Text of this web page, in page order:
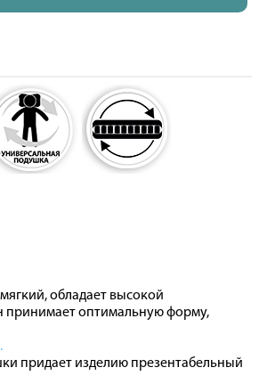
обладает высокой
принимает оптимальную форму,
придает изделию презентабельный